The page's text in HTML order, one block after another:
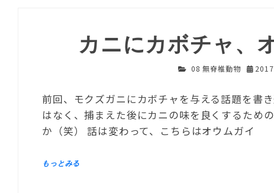
カニにカボチャ、
08 無脊椎動物
前回、モクズガニにカボチャを与える話題を書
はなく、捕まえた後にカニの味を良くするため
か（笑） 話は変わって、こちらはオウムガイ